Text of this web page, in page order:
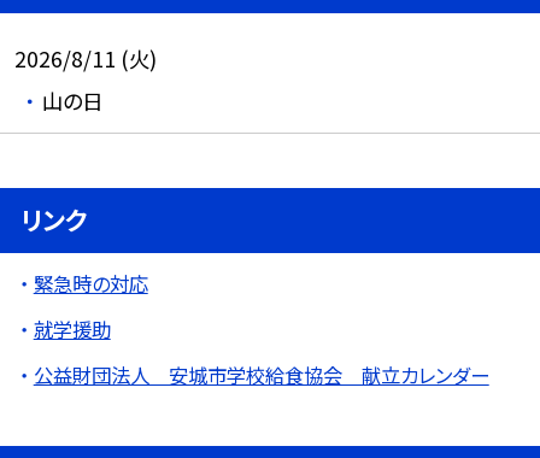
2026/8/11 (火)
山の日
リンク
緊急時の対応
就学援助
公益財団法人 安城市学校給食協会 献立カレンダー